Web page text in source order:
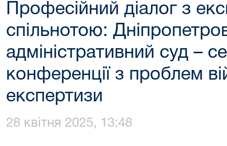
Професійний діалог з
спільнотою:
адміністративний суд –
конференції з проблем
експертизи
28 квітня 2025, 13:48